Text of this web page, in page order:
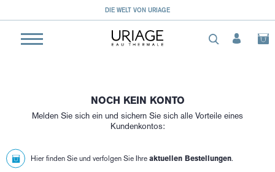
DIE WELT VON URIAGE
NOCH KEIN KONTO
Melden Sie sich ein und sichern Sie sich alle Vorteile eines
Kundenkontos:
Hier finden Sie und verfolgen Sie Ihre aktuellen Bestellungen.